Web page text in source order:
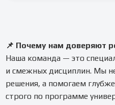
📌 Почему нам доверяют
Наша команда — это
и смежных дисциплин. Мы
решения, а помогаем
строго по программе